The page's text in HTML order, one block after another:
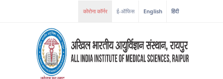
ई-ऑफिस English हिंदी